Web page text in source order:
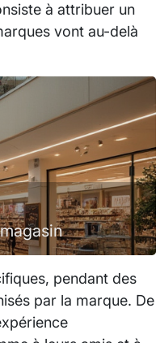
à attribuer un
vont au-delà
pendant des
par la marque. De